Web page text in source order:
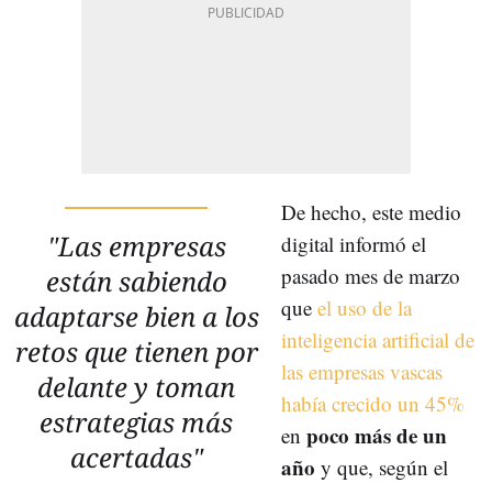
"Las empresas
están sabiendo
adaptarse bien a los
retos que tienen por
delante y toman
estrategias más
acertadas"
De hecho, este medio
digital informó el
pasado mes de marzo
que el uso de la
inteligencia artificial de
las empresas vascas
había crecido un 45%
en poco más de un
año y que, según el